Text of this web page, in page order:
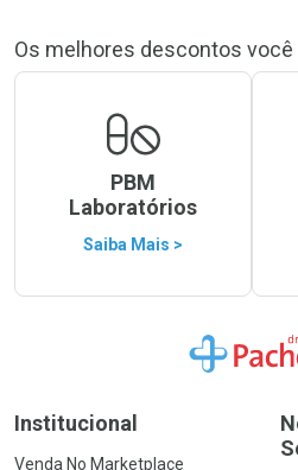
Os melhores descontos você
PBM
Laboratórios
Saiba Mais >
Ir para a
Institucional
Venda No Marketplace